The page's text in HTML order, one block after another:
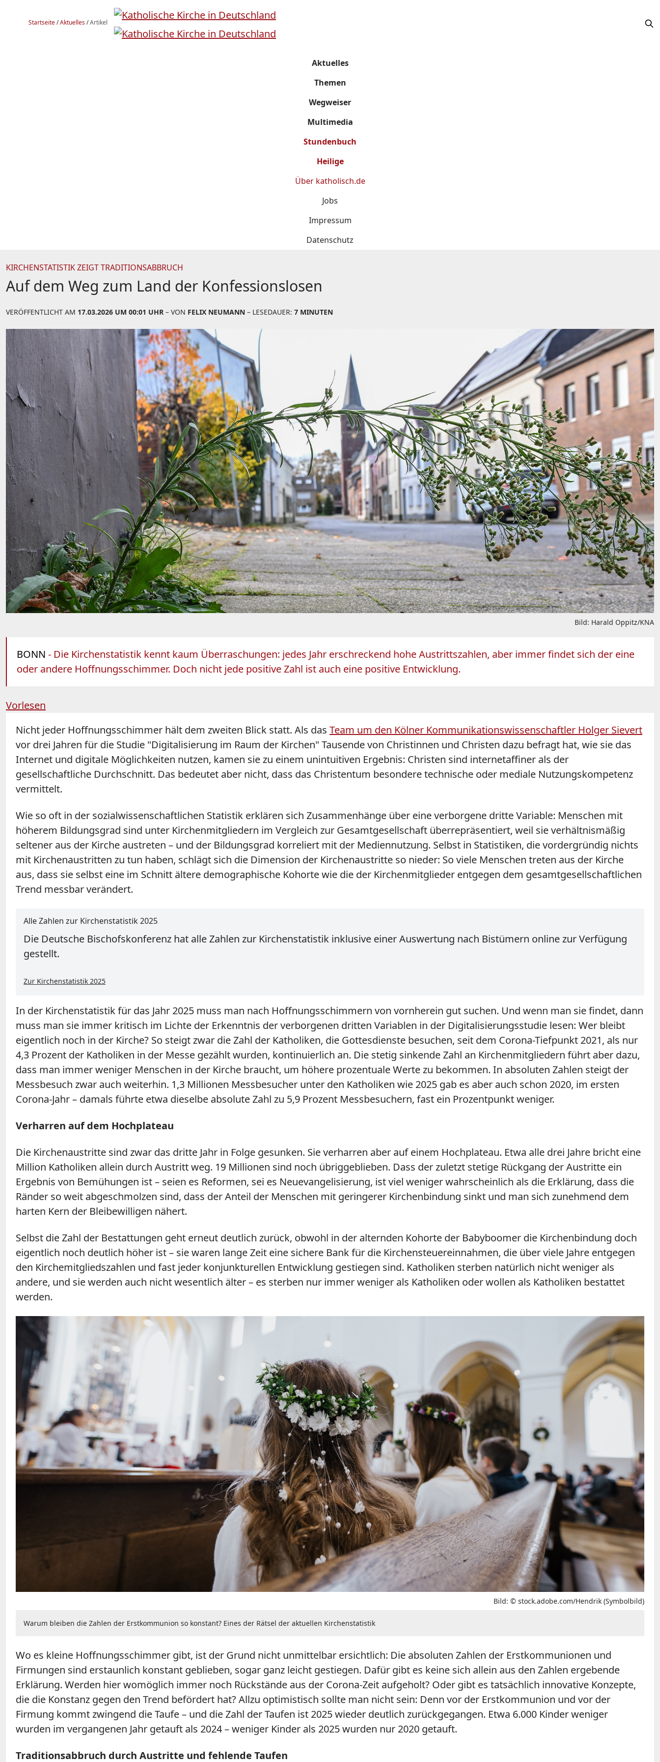
Startseite/Aktuelles/Artikel
Aktuelles
Themen
Wegweiser
Multimedia
Stundenbuch
Heilige
Über katholisch.de
Jobs
Impressum
Datenschutz
KIRCHENSTATISTIK ZEIGT TRADITIONSABBRUCH
Auf dem Weg zum Land der Konfessionslosen
VERÖFFENTLICHT AM 17.03.2026 UM 00:01 UHR – VON FELIX NEUMANN – LESEDAUER: 7 MINUTEN
Bild: Harald Oppitz/KNA
BONN - Die Kirchenstatistik kennt kaum Überraschungen: jedes Jahr erschreckend hohe Austrittszahlen, aber immer findet sich der eine
oder andere Hoffnungsschimmer. Doch nicht jede positive Zahl ist auch eine positive Entwicklung.
Vorlesen
Nicht jeder Hoffnungsschimmer hält dem zweiten Blick statt. Als das Team um den Kölner Kommunikationswissenschaftler Holger Sievert
vor drei Jahren für die Studie "Digitalisierung im Raum der Kirchen" Tausende von Christinnen und Christen dazu befragt hat, wie sie das
Internet und digitale Möglichkeiten nutzen, kamen sie zu einem unintuitiven Ergebnis: Christen sind internetaffiner als der
gesellschaftliche Durchschnitt. Das bedeutet aber nicht, dass das Christentum besondere technische oder mediale Nutzungskompetenz
vermittelt.
Wie so oft in der sozialwissenschaftlichen Statistik erklären sich Zusammenhänge über eine verborgene dritte Variable: Menschen mit
höherem Bildungsgrad sind unter Kirchenmitgliedern im Vergleich zur Gesamtgesellschaft überrepräsentiert, weil sie verhältnismäßig
seltener aus der Kirche austreten – und der Bildungsgrad korreliert mit der Mediennutzung. Selbst in Statistiken, die vordergründig nichts
mit Kirchenaustritten zu tun haben, schlägt sich die Dimension der Kirchenaustritte so nieder: So viele Menschen treten aus der Kirche
aus, dass sie selbst eine im Schnitt ältere demographische Kohorte wie die der Kirchenmitglieder entgegen dem gesamtgesellschaftlichen
Trend messbar verändert.
Alle Zahlen zur Kirchenstatistik 2025
Die Deutsche Bischofskonferenz hat alle Zahlen zur Kirchenstatistik inklusive einer Auswertung nach Bistümern online zur Verfügung
gestellt.
Zur Kirchenstatistik 2025
In der Kirchenstatistik für das Jahr 2025 muss man nach Hoffnungsschimmern von vornherein gut suchen. Und wenn man sie findet, dann
muss man sie immer kritisch im Lichte der Erkenntnis der verborgenen dritten Variablen in der Digitalisierungsstudie lesen: Wer bleibt
eigentlich noch in der Kirche? So steigt zwar die Zahl der Katholiken, die Gottesdienste besuchen, seit dem Corona-Tiefpunkt 2021, als nur
4,3 Prozent der Katholiken in der Messe gezählt wurden, kontinuierlich an. Die stetig sinkende Zahl an Kirchenmitgliedern führt aber dazu,
dass man immer weniger Menschen in der Kirche braucht, um höhere prozentuale Werte zu bekommen. In absoluten Zahlen steigt der
Messbesuch zwar auch weiterhin. 1,3 Millionen Messbesucher unter den Katholiken wie 2025 gab es aber auch schon 2020, im ersten
Corona-Jahr – damals führte etwa dieselbe absolute Zahl zu 5,9 Prozent Messbesuchern, fast ein Prozentpunkt weniger.
Verharren auf dem Hochplateau
Die Kirchenaustritte sind zwar das dritte Jahr in Folge gesunken. Sie verharren aber auf einem Hochplateau. Etwa alle drei Jahre bricht eine
Million Katholiken allein durch Austritt weg. 19 Millionen sind noch übriggeblieben. Dass der zuletzt stetige Rückgang der Austritte ein
Ergebnis von Bemühungen ist – seien es Reformen, sei es Neuevangelisierung, ist viel weniger wahrscheinlich als die Erklärung, dass die
Ränder so weit abgeschmolzen sind, dass der Anteil der Menschen mit geringerer Kirchenbindung sinkt und man sich zunehmend dem
harten Kern der Bleibewilligen nähert.
Selbst die Zahl der Bestattungen geht erneut deutlich zurück, obwohl in der alternden Kohorte der Babyboomer die Kirchenbindung doch
eigentlich noch deutlich höher ist – sie waren lange Zeit eine sichere Bank für die Kirchensteuereinnahmen, die über viele Jahre entgegen
den Kirchemitgliedszahlen und fast jeder konjunkturellen Entwicklung gestiegen sind. Katholiken sterben natürlich nicht weniger als
andere, und sie werden auch nicht wesentlich älter – es sterben nur immer weniger als Katholiken oder wollen als Katholiken bestattet
werden.
Bild: © stock.adobe.com/Hendrik (Symbolbild)
Warum bleiben die Zahlen der Erstkommunion so konstant? Eines der Rätsel der aktuellen Kirchenstatistik
Wo es kleine Hoffnungsschimmer gibt, ist der Grund nicht unmittelbar ersichtlich: Die absoluten Zahlen der Erstkommunionen und
Firmungen sind erstaunlich konstant geblieben, sogar ganz leicht gestiegen. Dafür gibt es keine sich allein aus den Zahlen ergebende
Erklärung. Werden hier womöglich immer noch Rückstände aus der Corona-Zeit aufgeholt? Oder gibt es tatsächlich innovative Konzepte,
die die Konstanz gegen den Trend befördert hat? Allzu optimistisch sollte man nicht sein: Denn vor der Erstkommunion und vor der
Firmung kommt zwingend die Taufe – und die Zahl der Taufen ist 2025 wieder deutlich zurückgegangen. Etwa 6.000 Kinder weniger
wurden im vergangenen Jahr getauft als 2024 – weniger Kinder als 2025 wurden nur 2020 getauft.
Traditionsabbruch durch Austritte und fehlende Taufen